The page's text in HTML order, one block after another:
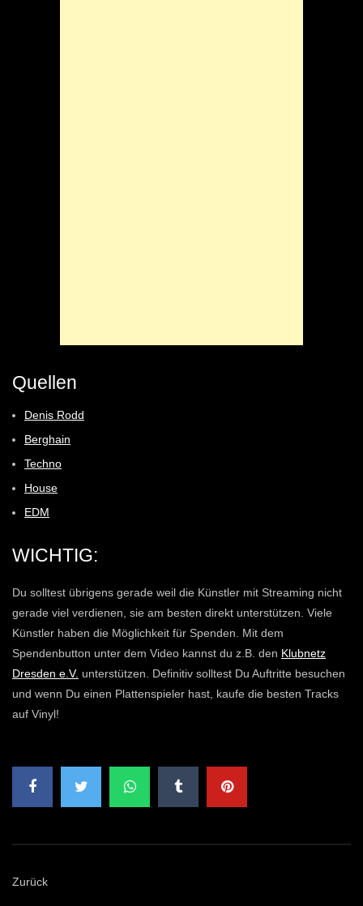
Quellen
Denis Rodd
Berghain
Techno
House
EDM
WICHTIG:
Du solltest übrigens gerade weil die Künstler mit Streaming nicht
gerade viel verdienen, sie am besten direkt unterstützen. Viele
Künstler haben die Möglichkeit für Spenden. Mit dem
Spendenbutton unter dem Video kannst du z.B. den Klubnetz
Dresden e.V. unterstützen. Definitiv solltest Du Auftritte besuchen
und wenn Du einen Plattenspieler hast, kaufe die besten Tracks
auf Vinyl!
Zurück